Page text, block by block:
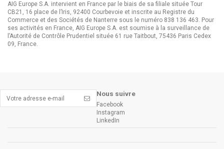
AIG Europe S.A. intervient en France par le biais de sa filiale située Tour
CB21, 16 place de l’Iris, 92400 Courbevoie et inscrite au Registre du
Commerce et des Sociétés de Nanterre sous le numéro 838 136 463. Pour
ses activités en France, AIG Europe S.A. est soumise à la surveillance de
l’Autorité de Contrôle Prudentiel située 61 rue Taitbout, 75436 Paris Cedex
09, France.
Nous suivre
Facebook
Instagram
LinkedIn